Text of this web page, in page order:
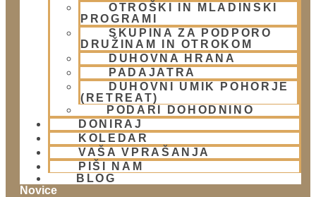
OTROŠKI IN MLADINSKI
PROGRAMI
SKUPINA ZA PODPORO
DRUŽINAM IN OTROKOM
DUHOVNA HRANA
PADAJATRA
DUHOVNI UMIK POHORJE
(RETREAT)
PODARI DOHODNINO
DONIRAJ
KOLEDAR
VAŠA VPRAŠANJA
PIŠI NAM
BLOG
Klikni gumb spodaj.
Doniraj
Obišči nas
Lokacija
Urnik templja
Nedeljsko srečanje
Parkiranje
Politika zasebnosti
Novice